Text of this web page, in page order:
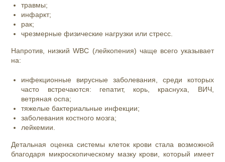
травмы;
инфаркт;
рак;
чрезмерные физические нагрузки или стресс.
Напротив, низкий WBC (лейкопения) чаще всего указывает
на:
инфекционные вирусные заболевания, среди которых
часто встречаются: гепатит, корь, краснуха, ВИЧ,
ветряная оспа;
тяжелые бактериальные инфекции;
заболевания костного мозга;
лейкемии.
Детальная оценка системы клеток крови стала возможной
благодаря микроскопическому мазку крови, который имеет